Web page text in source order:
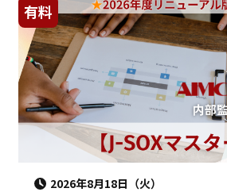
有料
2026年8月18日（火）